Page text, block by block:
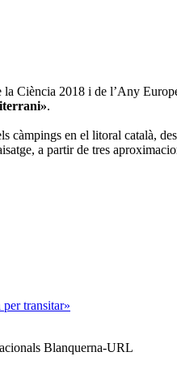
la Ciència 2018 i de l’Any
.
càmpings en el litoral català,
a partir de tres
transitar»
Blanquerna-URL